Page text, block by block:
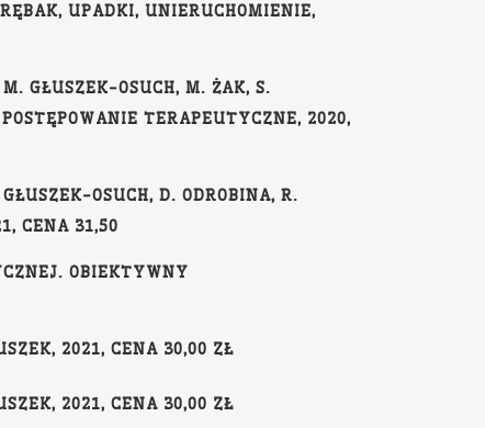
UPADKI, UNIERUCHOMIENIE,
GŁUSZEK-OSUCH, M. ŻAK, S.
TERAPEUTYCZNE, 2020,
OSUCH, D. ODROBINA, R.
CENA 31,50
OBIEKTYWNY
2021, CENA 30,00 ZŁ
2021, CENA 30,00 ZŁ